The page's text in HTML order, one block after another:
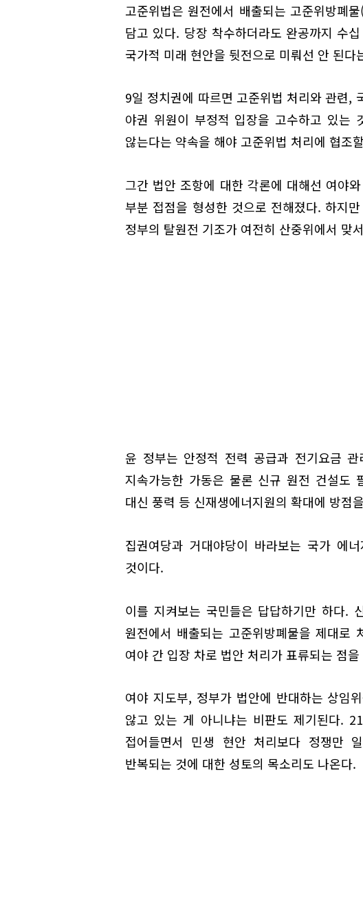
고준위법은 원전에서 배출되는 고준위방폐
담고 있다. 당장 착수하더라도 완공까지 수
국가적 미래 현안을 뒷전으로 미뤄선 안 된다
9일 정치권에 따르면 고준위법 처리와 관련,
야권 위원이 부정적 입장을 고수하고 있는
않는다는 약속을 해야 고준위법 처리에 협조
그간 법안 조항에 대한 각론에 대해선 여야
부분 접점을 형성한 것으로 전해졌다. 하지
정부의 탈원전 기조가 여전히 산중위에서 맞
윤 정부는 안정적 전력 공급과 전기요금
지속가능한 가동은 물론 신규 원전 건설도
대신 풍력 등 신재생에너지원의 확대에 방점
집권여당과 거대야당이 바라보는 국가 에
것이다.
이를 지켜보는 국민들은 답답하기만 하다.
원전에서 배출되는 고준위방폐물을 제대로
여야 간 입장 차로 법안 처리가 표류되는 점
여야 지도부, 정부가 법안에 반대하는 상임
않고 있는 게 아니냐는 비판도 제기된다.
접어들면서 민생 현안 처리보다 정쟁만
반복되는 것에 대한 성토의 목소리도 나온다.